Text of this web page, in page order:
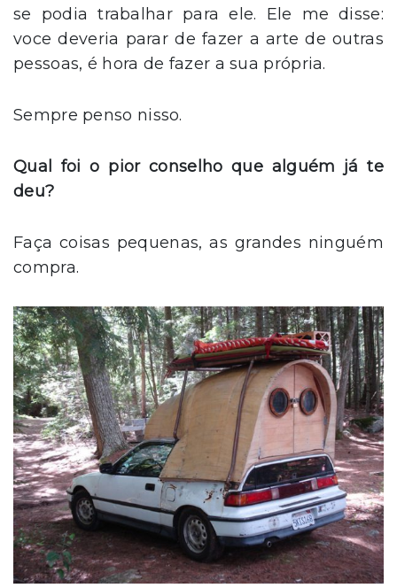
se podia trabalhar para ele. Ele me disse:
voce deveria parar de fazer a arte de outras
pessoas, é hora de fazer a sua própria.
Sempre penso nisso.
Qual foi o pior conselho que alguém já te
deu?
Faça coisas pequenas, as grandes ninguém
compra.